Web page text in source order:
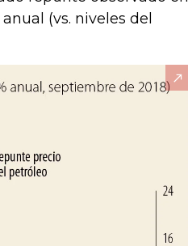
(vs. niveles del